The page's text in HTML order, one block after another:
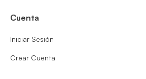
Cuenta
Iniciar Sesión
Crear Cuenta